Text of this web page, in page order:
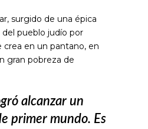
surgido de una épica
pueblo judío por
crea en un pantano, en
gran pobreza de
alcanzar un
primer mundo. Es